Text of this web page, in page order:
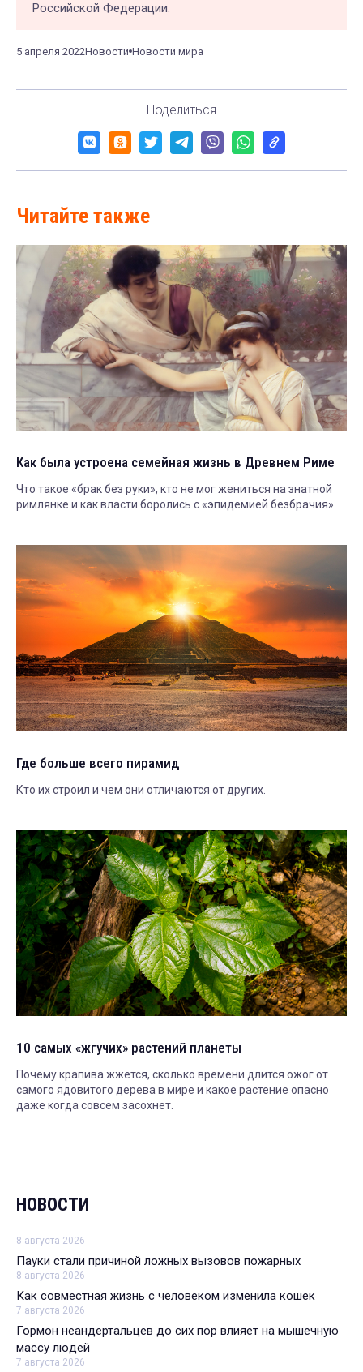
Российской Федерации.
5 апреля 2022Новости Новости мира
Поделиться
Читайте также
Как была устроена семейная жизнь в Древнем Риме
Что такое «брак без руки», кто не мог жениться на знатной
римлянке и как власти боролись с «эпидемией безбрачия».
Где больше всего пирамид
Кто их строил и чем они отличаются от других.
10 самых «жгучих» растений планеты
Почему крапива жжется, сколько времени длится ожог от
самого ядовитого дерева в мире и какое растение опасно
даже когда совсем засохнет.
НОВОСТИ
8 августа 2026
Пауки стали причиной ложных вызовов пожарных
8 августа 2026
Как совместная жизнь с человеком изменила кошек
7 августа 2026
Гормон неандертальцев до сих пор влияет на мышечную
массу людей
7 августа 2026